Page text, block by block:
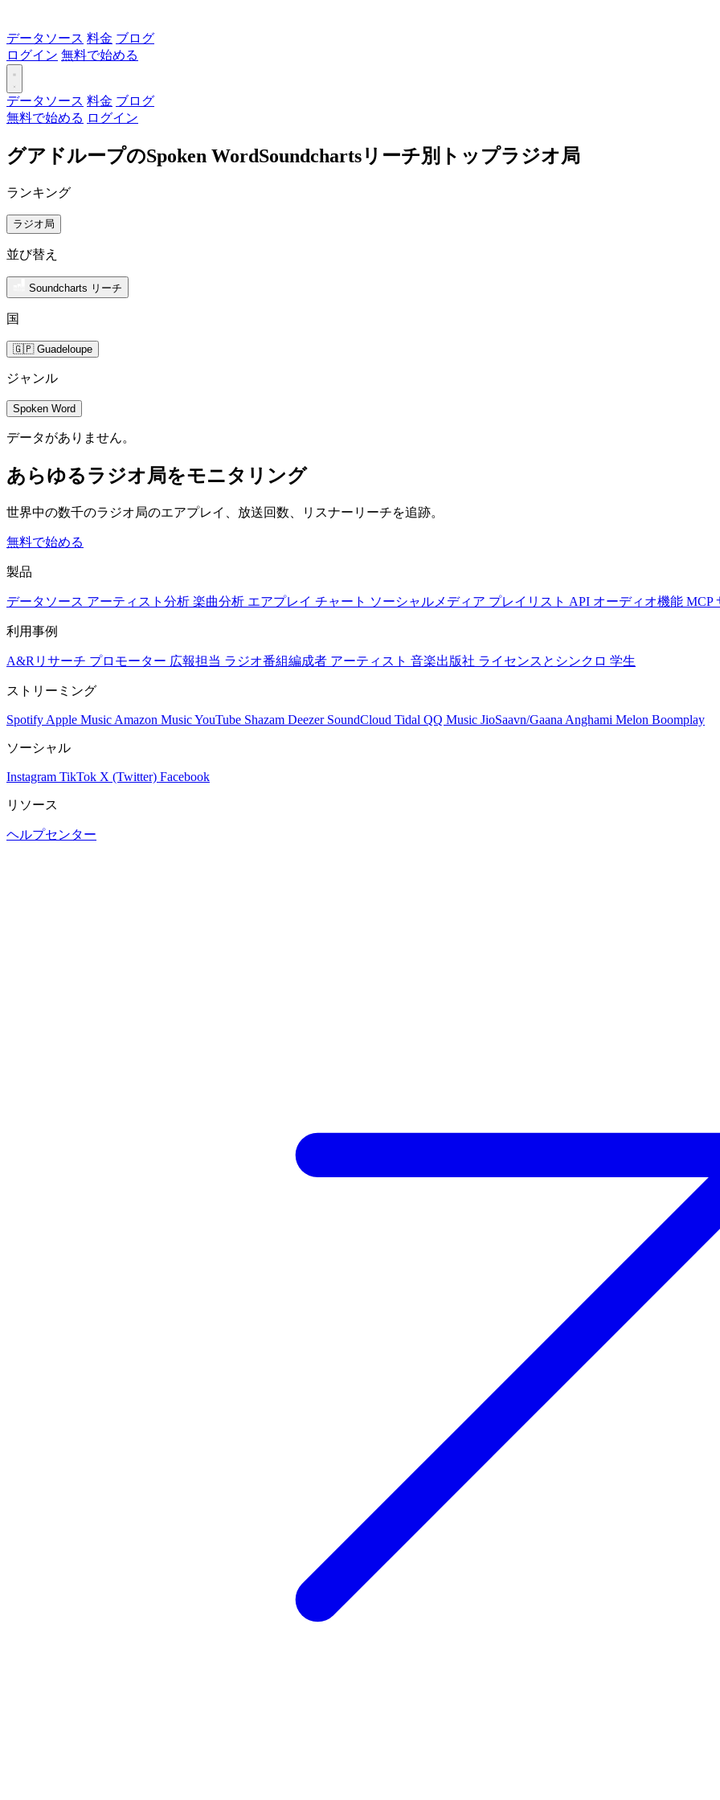
データソース 料金 ブログ
ログイン 無料で始める
データソース 料金 ブログ
無料で始める ログイン
グアドループのSpoken WordSoundchartsリーチ別トップラジオ局
ランキング
ラジオ局
並び替え
Soundcharts リーチ
国
🇬🇵 Guadeloupe
ジャンル
Spoken Word
データがありません。
あらゆるラジオ局をモニタリング
世界中の数千のラジオ局のエアプレイ、放送回数、リスナーリーチを追跡。
無料で始める
製品
データソース アーティスト分析 楽曲分析 エアプレイ チャート ソーシャルメディア プレイリスト API オーディオ機能 MCP
利用事例
A&Rリサーチ プロモーター 広報担当 ラジオ番組編成者 アーティスト 音楽出版社 ライセンスとシンクロ 学生
ストリーミング
Spotify Apple Music Amazon MusicYouTube Shazam Deezer SoundCloud Tidal QQ Music JioSaavn/Gaana Anghami Melon Boomplay
ソーシャル
Instagram TikTok X (Twitter) Facebook
リソース
ヘルプセンター